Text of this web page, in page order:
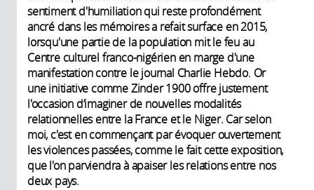
sentiment d'humiliation qui reste profondément
ancré dans les mémoires a refait surface en 2015,
lorsqu'une partie de la population mit le feu au
Centre culturel franco-nigérien en marge d'une
manifestation contre le journal Charlie Hebdo. Or
une initiative comme Zinder 1900 offre justement
l'occasion d’imaginer de nouvelles modalités
relationnelles entre la France et le Niger. Car selon
moi, c'est en commençant par évoquer ouvertement
les violences passées, comme le fait cette exposition,
que l'on parviendra à apaiser les relations entre nos
deux pays.